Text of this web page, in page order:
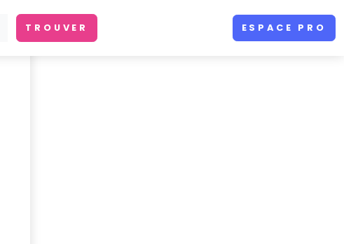
TROUVER ESPACE PRO